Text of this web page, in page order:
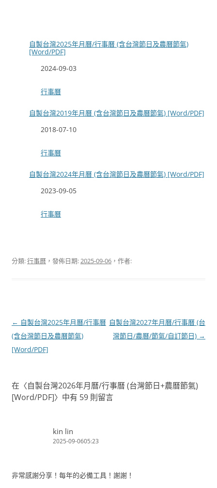
自製台灣2025年月曆/行事曆 (含台灣節日及農曆節氣)
[Word/PDF]
日期
2024-09-03
關於
行事曆
自製台灣2019年月曆 (含台灣節日及農曆節氣) [Word/PDF]
日期
2018-07-10
關於
行事曆
自製台灣2024年月曆 (含台灣節日及農曆節氣) [Word/PDF]
日期
2023-09-05
關於
行事曆
分類:行事曆 ，發佈日期:2025-09-06 ，作者:
文
章
導
← 自製台灣2025年月曆/行事曆
(含台灣節日及農曆節氣)
[Word/PDF]
自製台灣2027年月曆/行事曆 (台
灣節日/農曆/節氣/自訂節日) →
在〈自製台灣2026年月曆/行事曆 (台灣節日+農曆節氣)
[Word/PDF]〉中有 59 則留言
kin lin
2025-09-0605:23
非常感謝分享！每年的必備工具！謝謝！